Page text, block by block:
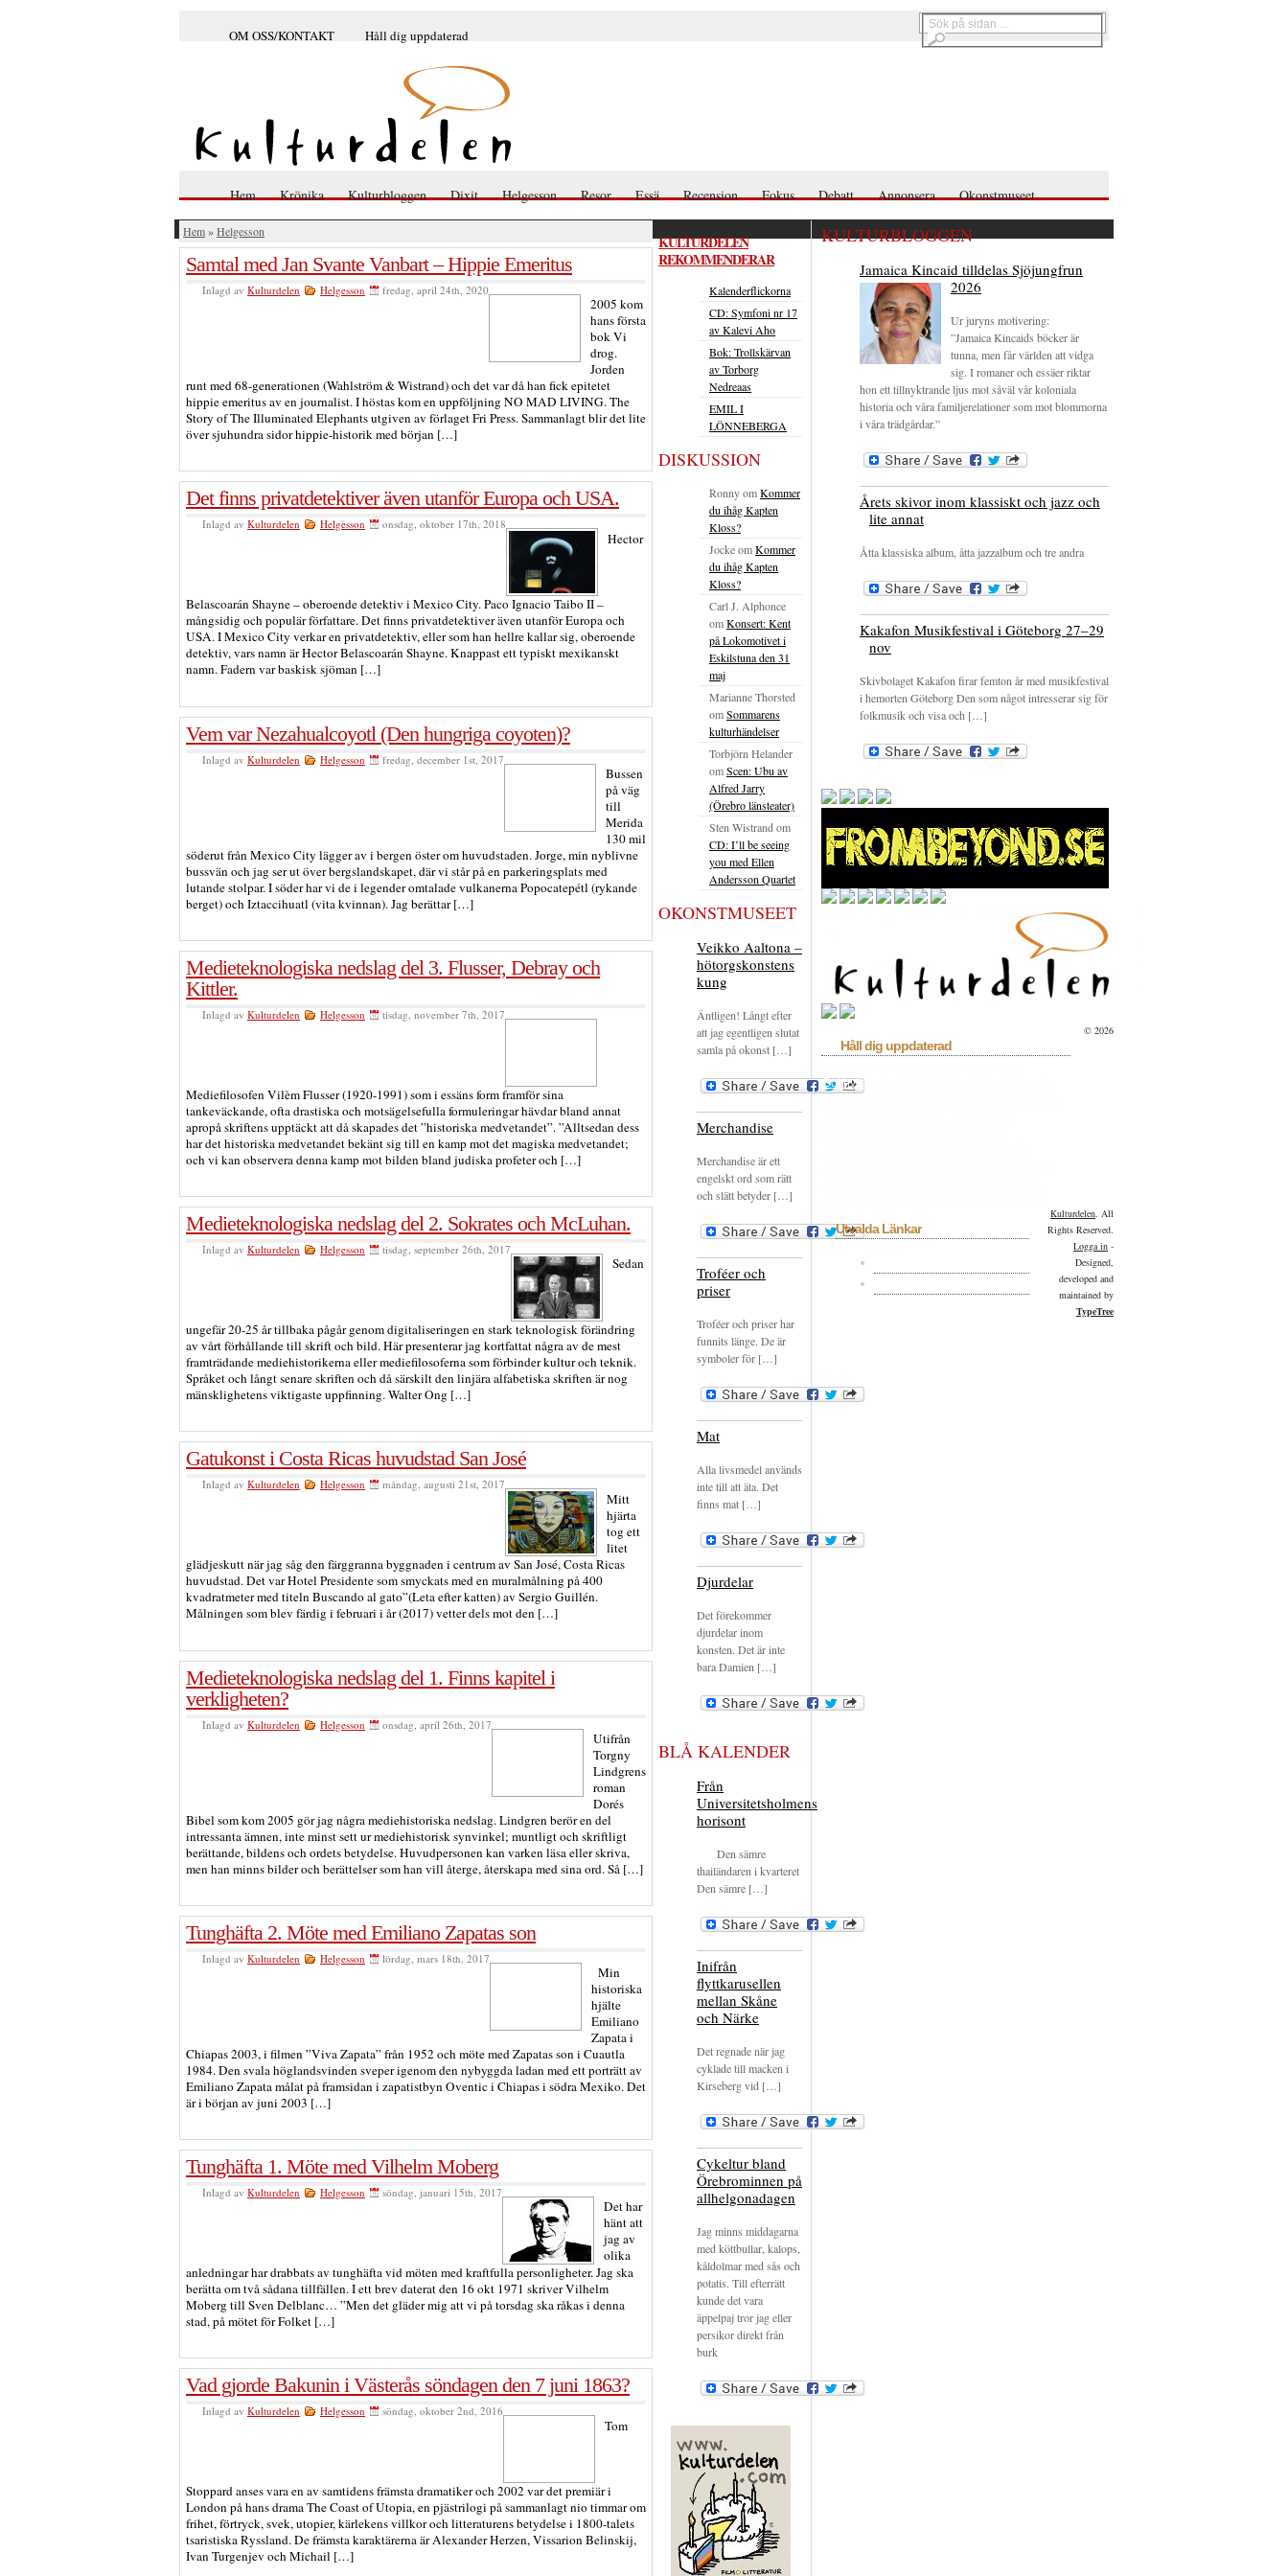
OM OSS/KONTAKT Håll dig uppdaterad
Hem Krönika Kulturbloggen Dixit Helgesson Resor Essä Recension Fokus Debatt Annonsera Okonstmuseet
Hem»Helgesson
Samtal med Jan Svante Vanbart – Hippie Emeritus
Inlagd av Kulturdelen Helgesson fredag, april 24th, 2020
2005 kom
hans första
bok Vi
drog.
Jorden
runt med 68-generationen (Wahlström & Wistrand) och det var då han fick epitetet
hippie emeritus av en journalist. I höstas kom en uppföljning NO MAD LIVING. The
Story of The Illuminated Elephants utgiven av förlaget Fri Press. Sammanlagt blir det lite
över sjuhundra sidor hippie-historik med början […]
Det finns privatdetektiver även utanför Europa och USA.
Inlagd av Kulturdelen Helgesson onsdag, oktober 17th, 2018
Hector
Belascoarán Shayne – oberoende detektiv i Mexico City. Paco Ignacio Taibo II –
mångsidig och populär författare. Det finns privatdetektiver även utanför Europa och
USA. I Mexico City verkar en privatdetektiv, eller som han hellre kallar sig, oberoende
detektiv, vars namn är Hector Belascoarán Shayne. Knappast ett typiskt mexikanskt
namn. Fadern var baskisk sjöman […]
Vem var Nezahualcoyotl (Den hungriga coyoten)?
Inlagd av Kulturdelen Helgesson fredag, december 1st, 2017
Bussen
på väg
till
Merida
130 mil
söderut från Mexico City lägger av i bergen öster om huvudstaden. Jorge, min nyblivne
bussvän och jag ser ut över bergslandskapet, där vi står på en parkeringsplats med
lutande stolpar. I söder har vi de i legender omtalade vulkanerna Popocatepétl (rykande
berget) och Iztaccihuatl (vita kvinnan). Jag berättar […]
Medieteknologiska nedslag del 3. Flusser, Debray och
Kittler.
Inlagd av Kulturdelen Helgesson tisdag, november 7th, 2017
Mediefilosofen Vilèm Flusser (1920-1991) som i essäns form framför sina
tankeväckande, ofta drastiska och motsägelsefulla formuleringar hävdar bland annat
apropå skriftens upptäckt att då skapades det ”historiska medvetandet”. ”Alltsedan dess
har det historiska medvetandet bekänt sig till en kamp mot det magiska medvetandet;
och vi kan observera denna kamp mot bilden bland judiska profeter och […]
Medieteknologiska nedslag del 2. Sokrates och McLuhan.
Inlagd av Kulturdelen Helgesson tisdag, september 26th, 2017
Sedan
ungefär 20-25 år tillbaka pågår genom digitaliseringen en stark teknologisk förändring
av vårt förhållande till skrift och bild. Här presenterar jag kortfattat några av de mest
framträdande mediehistorikerna eller mediefilosoferna som förbinder kultur och teknik.
Språket och långt senare skriften och då särskilt den linjära alfabetiska skriften är nog
mänsklighetens viktigaste uppfinning. Walter Ong […]
Gatukonst i Costa Ricas huvudstad San José
Inlagd av Kulturdelen Helgesson måndag, augusti 21st, 2017
Mitt
hjärta
tog ett
litet
glädjeskutt när jag såg den färggranna byggnaden i centrum av San José, Costa Ricas
huvudstad. Det var Hotel Presidente som smyckats med en muralmålning på 400
kvadratmeter med titeln Buscando al gato”(Leta efter katten) av Sergio Guillén.
Målningen som blev färdig i februari i år (2017) vetter dels mot den […]
Medieteknologiska nedslag del 1. Finns kapitel i
verkligheten?
Inlagd av Kulturdelen Helgesson onsdag, april 26th, 2017
Utifrån
Torgny
Lindgrens
roman
Dorés
Bibel som kom 2005 gör jag några mediehistoriska nedslag. Lindgren berör en del
intressanta ämnen, inte minst sett ur mediehistorisk synvinkel; muntligt och skriftligt
berättande, bildens och ordets betydelse. Huvudpersonen kan varken läsa eller skriva,
men han minns bilder och berättelser som han vill återge, återskapa med sina ord. Så […]
Tunghäfta 2. Möte med Emiliano Zapatas son
Inlagd av Kulturdelen Helgesson lördag, mars 18th, 2017
Min
historiska
hjälte
Emiliano
Zapata i
Chiapas 2003, i filmen ”Viva Zapata” från 1952 och möte med Zapatas son i Cuautla
1984. Den svala höglandsvinden sveper igenom den nybyggda ladan med ett porträtt av
Emiliano Zapata målat på framsidan i zapatistbyn Oventic i Chiapas i södra Mexiko. Det
är i början av juni 2003 […]
Tunghäfta 1. Möte med Vilhelm Moberg
Inlagd av Kulturdelen Helgesson söndag, januari 15th, 2017
Det har
hänt att
jag av
olika
anledningar har drabbats av tunghäfta vid möten med kraftfulla personligheter. Jag ska
berätta om två sådana tillfällen. I ett brev daterat den 16 okt 1971 skriver Vilhelm
Moberg till Sven Delblanc… ”Men det gläder mig att vi på torsdag ska råkas i denna
stad, på mötet för Folket […]
Vad gjorde Bakunin i Västerås söndagen den 7 juni 1863?
Inlagd av Kulturdelen Helgesson söndag, oktober 2nd, 2016
Tom
Stoppard anses vara en av samtidens främsta dramatiker och 2002 var det premiär i
London på hans drama The Coast of Utopia, en pjästrilogi på sammanlagt nio timmar om
frihet, förtryck, svek, utopier, kärlekens villkor och litteraturens betydelse i 1800-talets
tsaristiska Ryssland. De främsta karaktärerna är Alexander Herzen, Vissarion Belinskij,
Ivan Turgenjev och Michail […]
KULTURDELEN
REKOMMENDERAR
Kalenderflickorna
CD: Symfoni nr 17
av Kalevi Aho
Bok: Trollskärvan
av Torborg
Nedreaas
EMIL I
LÖNNEBERGA
DISKUSSION
RonnyomKommer
du ihåg Kapten
Kloss?
JockeomKommer
du ihåg Kapten
Kloss?
Carl J. Alphonce
omKonsert: Kent
på Lokomotivet i
Eskilstuna den 31
maj
Marianne Thorsted
omSommarens
kulturhändelser
Torbjörn Helander
omScen: Ubu av
Alfred Jarry
(Örebro länsteater)
Sten Wistrand om
CD: I’ll be seeing
you med Ellen
Andersson Quartet
OKONSTMUSEET
Veikko Aaltona –
hötorgskonstens
kung
Äntligen! Långt efter
att jag egentligen slutat
samla på okonst […]
Merchandise
Merchandise är ett
engelskt ord som rätt
och slätt betyder […]
Troféer och
priser
Troféer och priser har
funnits länge. De är
symboler för […]
Mat
Alla livsmedel används
inte till att äta. Det
finns mat […]
Djurdelar
Det förekommer
djurdelar inom
konsten. Det är inte
bara Damien […]
BLÅ KALENDER
Från
Universitetsholmens
horisont
Den sämre
thailändaren i kvarteret
Den sämre […]
Inifrån
flyttkarusellen
mellan Skåne
och Närke
Det regnade när jag
cyklade till macken i
Kirseberg vid […]
Cykeltur bland
Örebrominnen på
allhelgonadagen
Jag minns middagarna
med köttbullar, kalops,
kåldolmar med sås och
potatis. Till efterrätt
kunde det vara
äppelpaj tror jag eller
persikor direkt från
burk
KULTURBLOGGEN
Jamaica Kincaid tilldelas Sjöjungfrun
2026
Ur juryns motivering:
”Jamaica Kincaids böcker är
tunna, men får världen att vidga
sig. I romaner och essäer riktar
hon ett tillnyktrande ljus mot såväl vår koloniala
historia och våra familjerelationer som mot blommorna
i våra trädgårdar.”
Årets skivor inom klassiskt och jazz och
lite annat
Åtta klassiska album, åtta jazzalbum och tre andra
Kakafon Musikfestival i Göteborg 27–29
nov
Skivbolaget Kakafon firar femton år med musikfestival
i hemorten Göteborg Den som något intresserar sig för
folkmusik och visa och […]
Håll dig uppdaterad
Bokhyllan
Utvalda Länkar
© 2026
Kulturdelen. All
Rights Reserved.
Logga in -
Designed,
developed and
maintained by
TypeTree